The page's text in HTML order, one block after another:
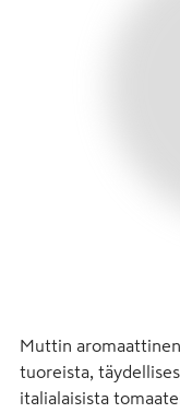
Muttin
tuoreista,
italialaisista